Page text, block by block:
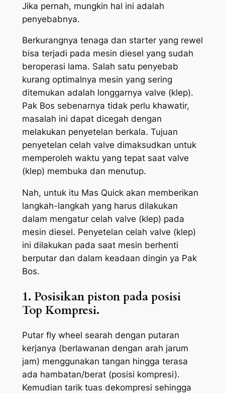
Jika pernah, mungkin hal ini adalah
penyebabnya.
Berkurangnya tenaga dan starter yang rewel
bisa terjadi pada mesin diesel yang sudah
beroperasi lama. Salah satu penyebab
kurang optimalnya mesin yang sering
ditemukan adalah longgarnya valve (klep).
Pak Bos sebenarnya tidak perlu khawatir,
masalah ini dapat dicegah dengan
melakukan penyetelan berkala. Tujuan
penyetelan celah valve dimaksudkan untuk
memperoleh waktu yang tepat saat valve
(klep) membuka dan menutup.
Nah, untuk itu Mas Quick akan memberikan
langkah-langkah yang harus dilakukan
dalam mengatur celah valve (klep) pada
mesin diesel. Penyetelan celah valve (klep)
ini dilakukan pada saat mesin berhenti
berputar dan dalam keadaan dingin ya Pak
Bos.
1. Posisikan piston pada posisi
Top Kompresi.
Putar fly wheel searah dengan putaran
kerjanya (berlawanan dengan arah jarum
jam) menggunakan tangan hingga terasa
ada hambatan/berat (posisi kompresi).
Kemudian tarik tuas dekompresi sehingga